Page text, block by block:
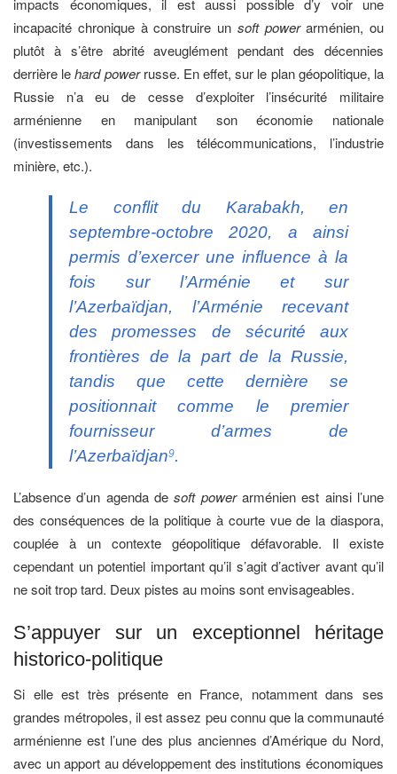
impacts économiques, il est aussi possible d’y voir une
incapacité chronique à construire un soft powerarménien, ou
plutôt à s’être abrité aveuglément pendant des décennies
derrière lehard powerrusse. En effet, sur le plan géopolitique, la
Russie n’a eu de cesse d’exploiter l’insécurité militaire
arménienne en manipulant son économie nationale
(investissements dans les télécommunications, l’industrie
minière, etc.).
Le conflit du Karabakh, en
septembre-octobre 2020, a ainsi
permis d’exercer une influence à la
fois sur l’Arménie et sur
l’Azerbaïdjan, l’Arménie recevant
des promesses de sécurité aux
frontières de la part de la Russie,
tandis que cette dernière se
positionnait comme le premier
fournisseur d’armes de
l’Azerbaïdjan9.
L’absence d’un agenda desoft powerarménien est ainsi l’une
des conséquences de la politique à courte vue de la diaspora,
couplée à un contexte géopolitique défavorable. Il existe
cependant un potentiel important qu’il s’agit d’activer avant qu’il
ne soit trop tard. Deux pistes au moins sont envisageables.
S’appuyer sur un exceptionnel héritage
historico-politique
Si elle est très présente en France, notamment dans ses
grandes métropoles, il est assez peu connu que la communauté
arménienne est l’une des plus anciennes d’Amérique du Nord,
avec un apport au développement des institutions économiques